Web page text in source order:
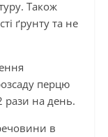
Також
ґрунту та не
перцю
рази на день.
в